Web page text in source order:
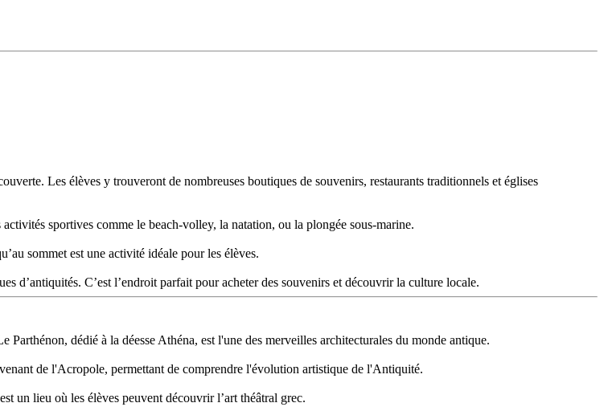
Les élèves y trouveront de nombreuses boutiques de souvenirs, restaurants traditionnels et églises
sportives comme le beach-volley, la natation, ou la plongée sous-marine.
sommet est une activité idéale pour les élèves.
d’antiquités. C’est l’endroit parfait pour acheter des souvenirs et découvrir la culture locale.
dédié à la déesse Athéna, est l'une des merveilles architecturales du monde antique.
de l'Acropole, permettant de comprendre l'évolution artistique de l'Antiquité.
un lieu où les élèves peuvent découvrir l’art théâtral grec.